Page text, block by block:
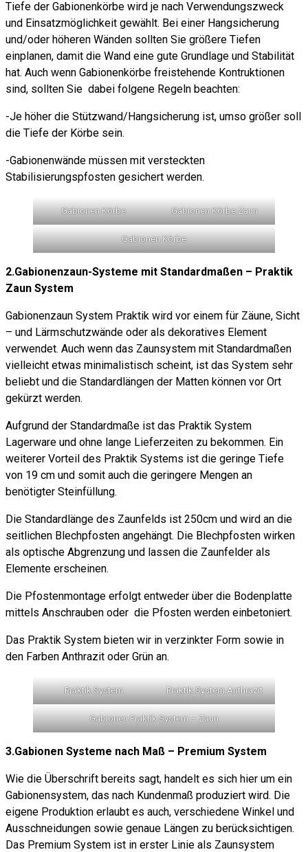
Tiefe der Gabionenkörbe wird je nach Verwendungszweck
und Einsatzmöglichkeit gewählt. Bei einer Hangsicherung
und/oder höheren Wänden sollten Sie größere Tiefen
einplanen, damit die Wand eine gute Grundlage und Stabilität
hat. Auch wenn Gabionenkörbe freistehende Kontruktionen
sind, sollten Sie dabei folgene Regeln beachten:
-Je höher die Stützwand/Hangsicherung ist, umso größer soll
die Tiefe der Körbe sein.
-Gabionenwände müssen mit versteckten
Stabilisierungspfosten gesichert werden.
Gabionen Körbe Gabionen Körbe Zaun
Gabionen Körbe
2.Gabionenzaun-Systeme mit Standardmaßen – Praktik
Zaun System
Gabionenzaun System Praktik wird vor einem für Zäune, Sicht
– und Lärmschutzwände oder als dekoratives Element
verwendet. Auch wenn das Zaunsystem mit Standardmaßen
vielleicht etwas minimalistisch scheint, ist das System sehr
beliebt und die Standardlängen der Matten können vor Ort
gekürzt werden.
Aufgrund der Standardmaße ist das Praktik System
Lagerware und ohne lange Lieferzeiten zu bekommen. Ein
weiterer Vorteil des Praktik Systems ist die geringe Tiefe
von 19 cm und somit auch die geringere Mengen an
benötigter Steinfüllung.
Die Standardlänge des Zaunfelds ist 250cm und wird an die
seitlichen Blechpfosten angehängt. Die Blechpfosten wirken
als optische Abgrenzung und lassen die Zaunfelder als
Elemente erscheinen.
Die Pfostenmontage erfolgt entweder über die Bodenplatte
mittels Anschrauben oder die Pfosten werden einbetoniert.
Das Praktik System bieten wir in verzinkter Form sowie in
den Farben Anthrazit oder Grün an.
Praktik System Praktik System Anthrazit
Gabionen Praktik System – Zaun
3.Gabionen Systeme nach Maß – Premium System
Wie die Überschrift bereits sagt, handelt es sich hier um ein
Gabionensystem, das nach Kundenmaß produziert wird. Die
eigene Produktion erlaubt es auch, verschiedene Winkel und
Ausschneidungen sowie genaue Längen zu berücksichtigen.
Das Premium System ist in erster Linie als Zaunsystem